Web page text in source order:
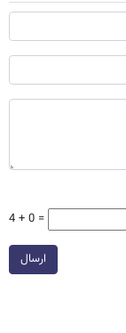
4 + 0 =
ارسال